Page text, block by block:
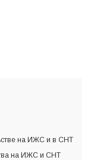
на ИЖС и в СНТ
на ИЖС и СНТ